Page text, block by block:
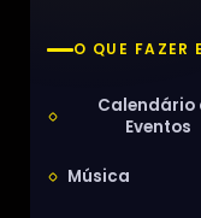
O QUE FAZER
Calendário
Eventos
Música